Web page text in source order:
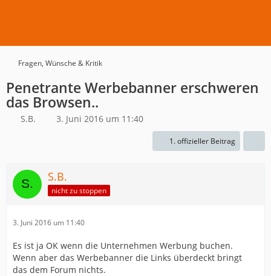
Fragen, Wünsche & Kritik
Penetrante Werbebanner erschweren
das Browsen..
S.B. 3. Juni 2016 um 11:40
1. offizieller Beitrag
S.B.
nicht zu stoppen
3. Juni 2016 um 11:40
Es ist ja OK wenn die Unternehmen Werbung buchen.
Wenn aber das Werbebanner die Links überdeckt bringt
das dem Forum nichts.